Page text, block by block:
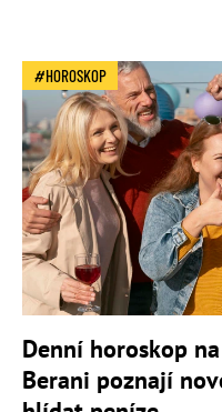
HOROSKOP
Denní horoskop
Berani poznají